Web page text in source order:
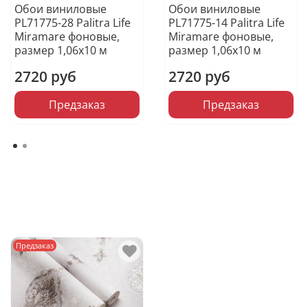
Обои виниловые
PL71775-28 Palitra Life
Miramare фоновые,
размер 1,06х10 м
2720 руб
Предзаказ
Обои виниловые
PL71775-14 Palitra Life
Miramare фоновые,
размер 1,06х10 м
2720 руб
Предзаказ
Предзаказ